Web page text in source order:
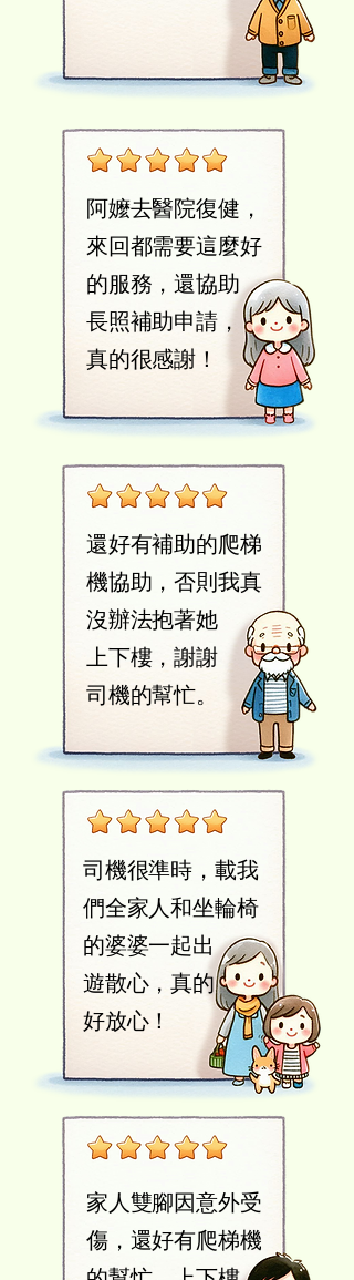
​阿嬤去醫院復健，
來回都需要這麼好
的服務，還協助
長照補助申請，
​真的很感謝！
還好有補助的爬梯
機協助，否則我真
沒辦法抱著她
上下樓，謝謝
​司機的幫忙。
司機很準時，載我
們全家人和坐輪椅
的婆婆一起出
遊散心，真的
​好放心！
家人雙腳因意外受
傷，還好有爬梯機